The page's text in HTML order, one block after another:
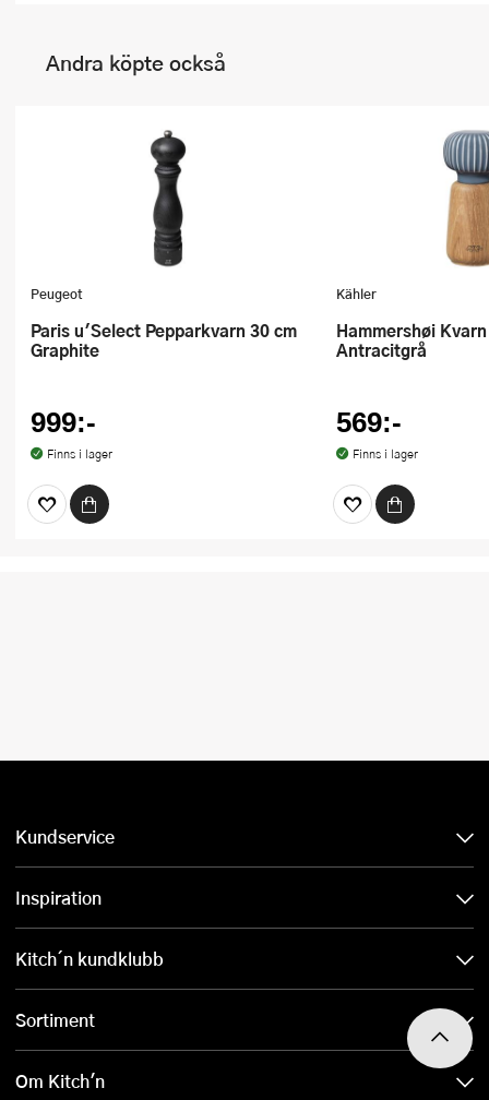
Andra köpte också
Peugeot
Paris u'Select Pepparkvarn 30 cm
Graphite
999:-
Finns i lager
Kähler
Hammershøi Kvarn 14 cm
Antracitgrå
569:-
Finns i lager
Kundservice
Inspiration
Kitch´n kundklubb
Sortiment
Om Kitch'n